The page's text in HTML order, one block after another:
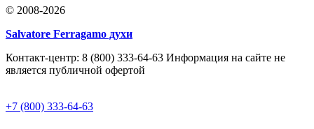
© 2008-2026
Salvatore Ferragamo духи
Контакт-центр: 8 (800) 333-64-63 Информация на сайте не
является публичной офертой
+7 (800) 333-64-63